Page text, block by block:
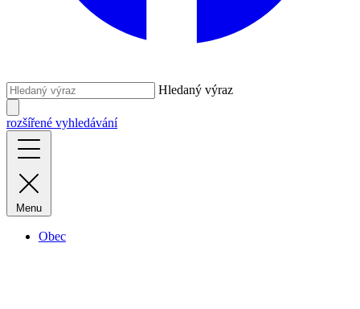
Hledaný výraz
rozšířené vyhledávání
Menu
Obec